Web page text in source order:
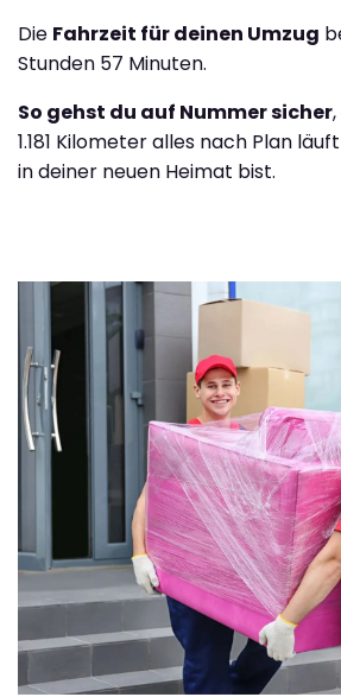
Die Fahrzeit für deinen Umzug
Stunden 57 Minuten.
So gehst du auf Nummer sicher
1.181 Kilometer alles nach Plan
in deiner neuen Heimat bist.